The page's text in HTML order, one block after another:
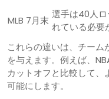
MLB 7月末
選手は40人ロ
れている必要
これらの違いは、チー
を与えます。例えば、
カットオフと比較して
可能にします。